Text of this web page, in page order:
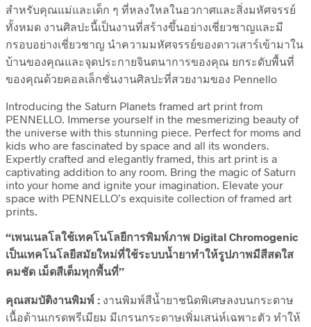
สำหรับคุณแม่และเด็ก ๆ ที่หลงใหลในอวกาศและสิ่งมหัศจรรย์
ทั้งหมด งานศิลปะนี้เป็นงานที่สร้างขึ้นอย่างเชี่ยวชาญและมี
กรอบอย่างเชี่ยวชาญ นำความมหัศจรรย์ของดาวเสาร์เข้ามาใน
บ้านของคุณและจุดประกายจินตนาการของคุณ ยกระดับพื้นที่
ของคุณด้วยคอลเล็กชั่นงานศิลปะที่สวยงามของ Pennello
Introducing the Saturn Planets framed art print from
PENNELLO. Immerse yourself in the mesmerizing beauty of
the universe with this stunning piece. Perfect for moms and
kids who are fascinated by space and all its wonders.
Expertly crafted and elegantly framed, this art print is a
captivating addition to any room. Bring the magic of Saturn
into your home and ignite your imagination. Elevate your
space with PENNELLO’s exquisite collection of framed art
prints.
“เพนเนลโลใช้เทคโนโลยีการพิมพ์ภาพ Digital Chromogenic
เป็นเทคโนโลยีสมัยใหม่ที่ใช้ระบบน้ำยาทำให้รูปภาพมีสีสดใส
คมชัด เม็ดสีเต็มทุกพื้นที่”
คุณสมบัติงานพิมพ์ : งานพิมพ์สีน้ำยาชนิดพิเศษลงบนกระดาษ
เนื้อด้านเกรดพรีเมียม มีเกรนกระดาษเพิ่มเสน่ห์เฉพาะตัว ทำให้